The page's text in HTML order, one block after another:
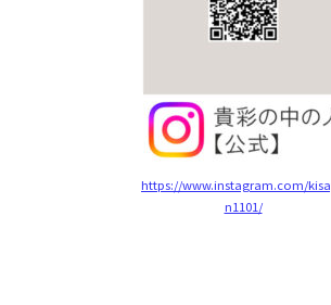
https://www.instagram.com/
n1101/